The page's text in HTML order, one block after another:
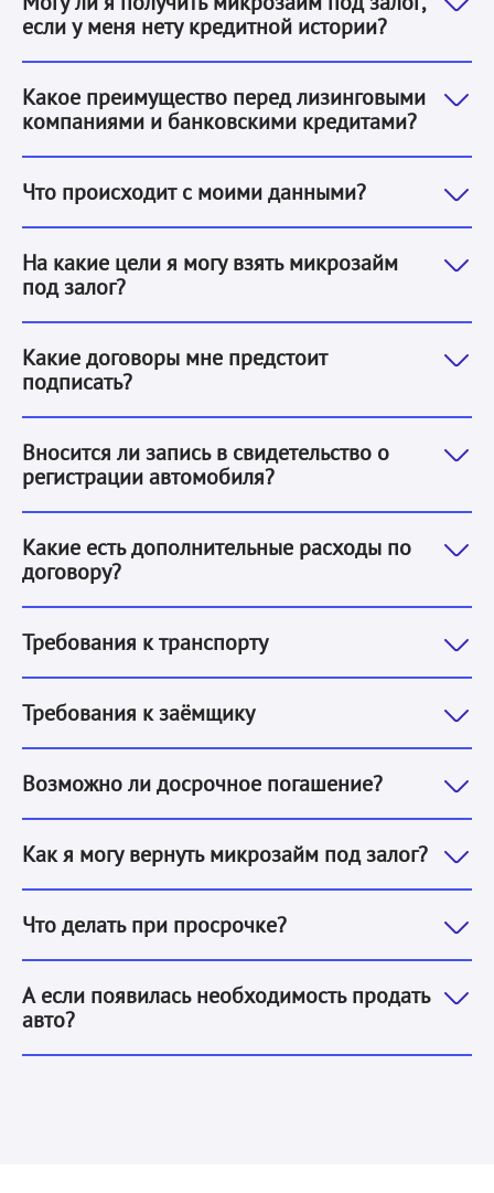
если у меня нету кредитной истории?
Какое преимущество перед лизинговыми
компаниями и банковскими кредитами?
Банки или лизинговые компании будут намного
Что происходит с моими данными?
Согласно договору, ваши данные остаются
На какие цели я могу взять микрозайм
под залог?
На любые. Мы не требуем информации о целях
Какие договоры мне предстоит
подписать?
Чтобы получить микрозайм под залог вам
Вносится ли запись в свидетельство о
регистрации автомобиля?
Нет, мы не делаем никаких записей и не ставим
Какие есть дополнительные расходы по
договору?
Обязательных дополнительных расходов нет.
Требования к транспорту
1. Принадлежать заёмщику. Подтверждается
Требования к заёмщику
1. Физическое лицо.2. Гражданство РБ.3. Возраст от
Возможно ли досрочное погашение?
Да, досрочно вернуть микрозайм под залог можно
Как я могу вернуть микрозайм под залог?
Вернуть микрозайм под залог можно в банке,
Что делать при просрочке?
Позвоните нам и мы обсудим варианты решения
А если появилась необходимость продать
авто?
Вы можете обратиться к нам, при реализации авто